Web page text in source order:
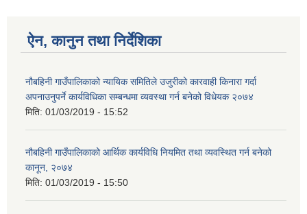
ऐन, कानुन तथा निर्देशिका
नौबहिनी गाउँपालिकाको न्यायिक समितिले उजुरीको कारवाही किनारा गर्दा
अपनाउनुपर्ने कार्यविधिका सम्बन्धमा व्यवस्था गर्न बनेको विधेयक २०७४
मिति: 01/03/2019 - 15:52
नौबहिनी गाउँपालिकाको आर्थिक कार्यविधि नियमित तथा व्यवस्थित गर्न बनेको
कानून, २०७४
मिति: 01/03/2019 - 15:50